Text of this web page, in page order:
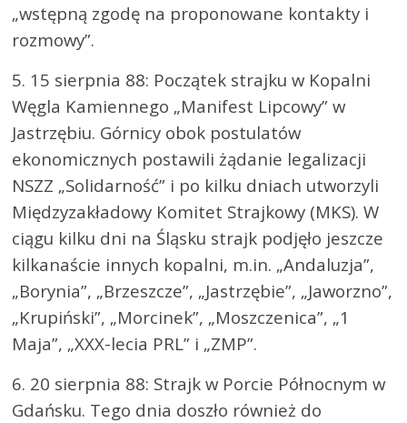
„wstępną zgodę na proponowane kontakty i
rozmowy”.
5. 15 sierpnia 88: Początek strajku w Kopalni
Węgla Kamiennego „Manifest Lipcowy” w
Jastrzębiu. Górnicy obok postulatów
ekonomicznych postawili żądanie legalizacji
NSZZ „Solidarność” i po kilku dniach utworzyli
Międzyzakładowy Komitet Strajkowy (MKS). W
ciągu kilku dni na Śląsku strajk podjęło jeszcze
kilkanaście innych kopalni, m.in. „Andaluzja”,
„Borynia”, „Brzeszcze”, „Jastrzębie”, „Jaworzno”,
„Krupiński”, „Morcinek”, „Moszczenica”, „1
Maja”, „XXX-lecia PRL” i „ZMP”.
6. 20 sierpnia 88: Strajk w Porcie Północnym w
Gdańsku. Tego dnia doszło również do